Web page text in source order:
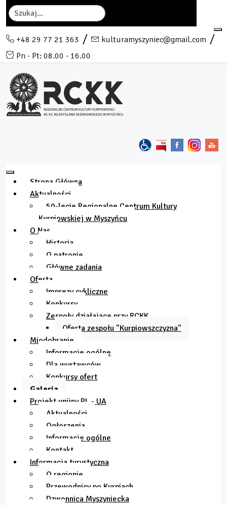
Szukaj
+48 29 77 21 363
kulturamyszyniec@gmail.com
Pn - Pt: 08.00 - 16.00
Strona Główna
Aktualności
50-lecie Regionalne Centrum Kultury
Kurpiowskiej w Myszyńcu
O Nas
Historia
O patronie
Główne zadania
Oferta
Imprezy cykliczne
Konkursy
Zespoły działające przy RCKK
Oferta zespołu "Kurpiowszczyzna"
Miodobranie
Informacje ogólne
Dla wystawców
Konkursy ofert
Galeria
Projekt unijny PL - UA
Aktualności
Ogłoszenia
Informacje ogólne
Kontakt
Informacja turystyczna
O regionie
Przewodnicy po Kurpiach
Dzwonnica Myszyniecka